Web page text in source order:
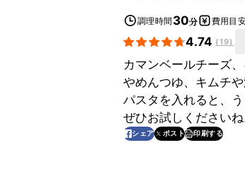
調理時間 30分 費用目
4.74 (19)
カマンベールチーズ
やめんつゆ、キムチ
パスタを入れると、
ぜひお試しくださいね
シェア ポスト 印刷する